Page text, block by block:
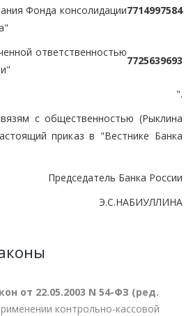
Фонда консолидации7714997584
ответственностью
7725639693
".
с общественностью (Рыклина
приказ в "Вестнике Банка
Председатель Банка России
Э.С.НАБИУЛЛИНА
от 22.05.2003 N 54-ФЗ (ред.
контрольно-кассовой